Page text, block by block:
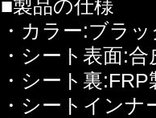
■製品の仕様
・カラー:ブラ
・シート表面:合
・シート裏:FRP
・シートイン